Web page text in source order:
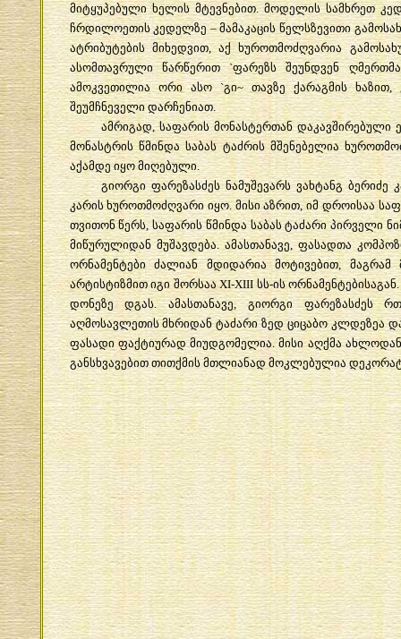
მიტყუპებული ხელის მტევნებით.მოდელის სამხრეთ
ჩრდილოეთის კედელზე –მამაკაცის წელსზევითი
ატრიბუტების მიხედვით,აქ ხუროთმოძღვარია
ასომთავრული
წარწერით`ფარეზს შეუნდვენ
ამოკვეთილია
ორი ასო`გი~ თავზე ქარაგმის ხაზით,
შეუმჩნეველი დარჩენიათ.
ამრიგად ,საფარის მონასტერთან დაკავშირებული
მონასტრის წმინდა საბას ტაძრის მშენებელია
აქამდე იყო მიღებული
გიორგი ფარეზასძეს ნამუშევარს ვახტანგ ბერიძე
კარის ხუროთმოძღვარი იყო.მისი აზრით,იმ დროისაა
თვითონ წერს,საფარის წმინდა საბას ტაძარი პირველი
მიწურულიდან მუშავდება .ამასთანავე, ფასადთა
ორნამენტები
ძალიან მდიდარია მოტივებით,მაგრამ
არტისტიზმით იგი შორსააXI-XIII სს-ის ორნამენტებისაგან
დონეზე
დგას .ამასთანავე,გიორგი ფარეზასძეს
აღმოსავლეთის მხრიდან ტაძარი ზედ ციცაბო კლდეზეა
ფასადი ფაქტიურად მიუდგომელია.მისი აღქმა
განსხვავებით თითქმის მთლიანად მოკლებულია